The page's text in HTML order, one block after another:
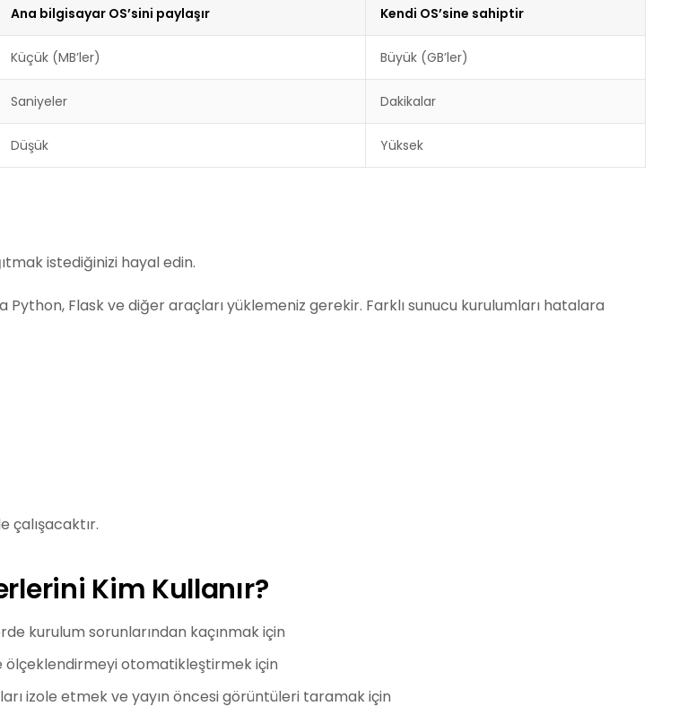
Ana bilgisayar OS’sini paylaşır Kendi OS’sine sahiptir
Küçük (MB’ler) Büyük (GB’ler)
Saniyeler Dakikalar
Düşük Yüksek
istediğinizi hayal edin.
Python, Flask ve diğer araçları yüklemeniz gerekir. Farklı sunucu kurulumları hatalara
çalışacaktır.
Kim Kullanır?
kurulum sorunlarından kaçınmak için
ölçeklendirmeyi otomatikleştirmek için
izole etmek ve yayın öncesi görüntüleri taramak için